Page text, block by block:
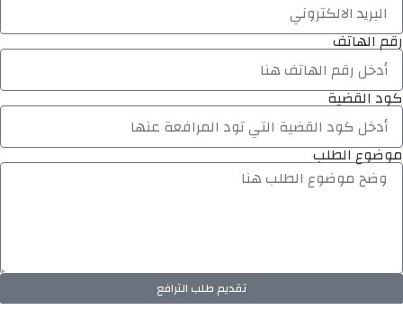
رقم الهاتف
كود القضية
موضوع الطلب
تقديم طلب الترافع